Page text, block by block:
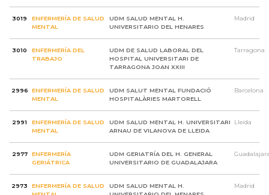
3019
ENFERMERÍA DE SALUD
MENTAL
UDM SALUD MENTAL H.
UNIVERSITARIO DEL HENARES
Madrid
3010
ENFERMERÍA DEL
TRABAJO
UDM DE SALUD LABORAL DEL
HOSPITAL UNIVERSITARI DE
TARRAGONA JOAN XXIII
Tarragona
2996
ENFERMERÍA DE SALUD
MENTAL
UDM SALUT MENTAL FUNDACIÓ
HOSPITALÀRIES MARTORELL
Barcelona
2991
ENFERMERÍA DE SALUD
MENTAL
UDM SALUD MENTAL H. UNIVERSITARI
ARNAU DE VILANOVA DE LLEIDA
Lleida
2977
ENFERMERÍA
GERIÁTRICA
UDM GERIATRÍA DEL H. GENERAL
UNIVERSITARIO DE GUADALAJARA
2973
ENFERMERÍA DE SALUD
UDM SALUD MENTAL H.
Madrid